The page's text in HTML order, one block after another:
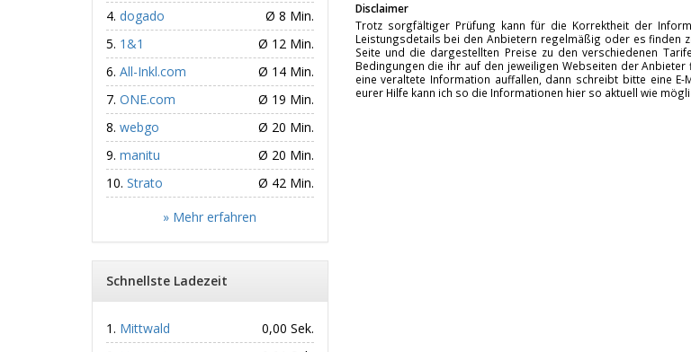
Disclaimer
Trotz sorgfältiger Prüfung kann für die Korrektheit der
Leistungsdetails bei den Anbietern regelmäßig oder es finden
Seite und die dargestellten Preise zu den verschiedenen
Bedingungen die ihr auf den jeweiligen Webseiten der
eine veraltete Information auffallen, dann schreibt bitte eine E-
eurer Hilfe kann ich so die Informationen hier so aktuell wie
dogado
Ø 8 Min.
1&1
Ø 12 Min.
All-Inkl.com
Ø 14 Min.
ONE.com
Ø 19 Min.
webgo
Ø 20 Min.
manitu
Ø 20 Min.
Strato
Ø 42 Min.
» Mehr erfahren
Schnellste Ladezeit
Mittwald
0,00 Sek.